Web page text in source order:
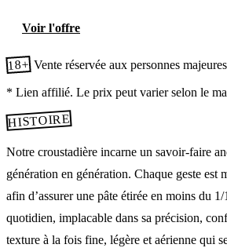
Voir l'offre
18+ Vente réservée aux personnes
* Lien affilié. Le prix peut varier selon le
HISTOIRE
Notre croustadière incarne un savoir-faire
génération en génération. Chaque geste est
afin d’assurer une pâte étirée en moins du
quotidien, implacable dans sa précision,
texture à la fois fine, légère et aérienne qui